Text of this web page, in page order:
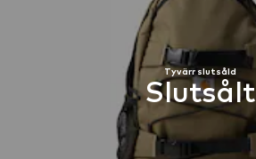
Tyvärr slutsåld
Slutsålt